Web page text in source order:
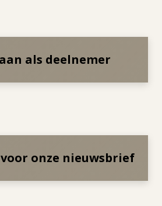
als deelnemer
onze nieuwsbrief